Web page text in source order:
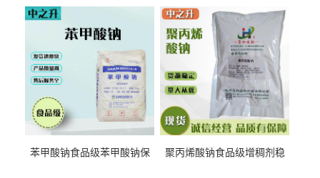
苯甲酸钠食品级苯甲酸钠保
聚丙烯酸钠食品级增稠剂稳